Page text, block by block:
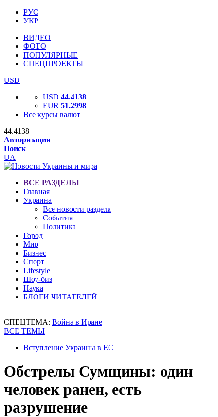
РУС
УКР
ВИДЕО
ФОТО
ПОПУЛЯРНЫЕ
СПЕЦПРОЕКТЫ
USD
USD 44.4138
EUR 51.2998
Все курсы валют
44.4138
Авторизация
Поиск
UA
ВСЕ РАЗДЕЛЫ
Главная
Украина
Все новости раздела
События
Политика
Город
Мир
Бизнес
Спорт
Lifestyle
Шоу-биз
Наука
БЛОГИ ЧИТАТЕЛЕЙ
СПЕЦТЕМА: Война в Иране
ВСЕ ТЕМЫ
Вступление Украины в ЕС
Обстрелы Сумщины: один
человек ранен, есть
разрушение